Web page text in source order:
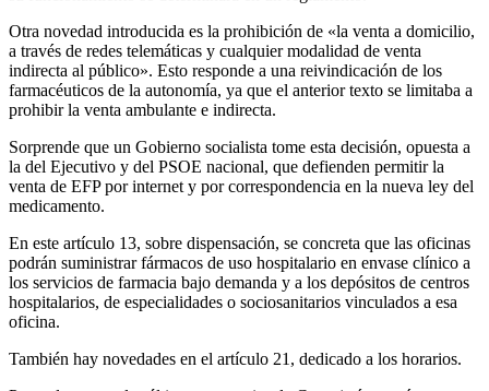
Otra novedad introducida es la prohibición de «la venta a domicilio,
a través de redes telemáticas y cualquier modalidad de venta
indirecta al público». Esto responde a una reivindicación de los
farmacéuticos de la autonomía, ya que el anterior texto se limitaba a
prohibir la venta ambulante e indirecta.
Sorprende que un Gobierno socialista tome esta decisión, opuesta a
la del Ejecutivo y del PSOE nacional, que defienden permitir la
venta de EFP por internet y por correspondencia en la nueva ley del
medicamento.
En este artículo 13, sobre dispensación, se concreta que las oficinas
podrán suministrar fármacos de uso hospitalario en envase clínico a
los servicios de farmacia bajo demanda y a los depósitos de centros
hospitalarios, de especialidades o sociosanitarios vinculados a esa
oficina.
También hay novedades en el artículo 21, dedicado a los horarios.